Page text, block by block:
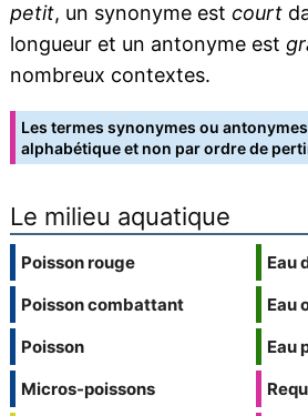
petit, un synonyme est court
longueur et un antonyme est
nombreux contextes.
Les termes synonymes ou
alphabétique et non par ordre de
Le milieu aquatique
Poisson rouge
Poisson combattant
Poisson
Micros-poissons
Eau
Eau
Eau